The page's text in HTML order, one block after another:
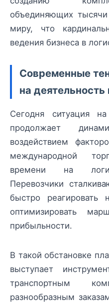
объединяющих
миру, что
ведения бизнеса в
Современные
на
Сегодня ситуация
продолжает
воздействием
международной
времени на
Перевозчики
быстро реагировать
оптимизировать
прибыльности.
В такой обстановке
выступает
транспортным
разнообразным